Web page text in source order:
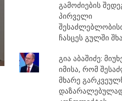
გამოძიების
პირველი
ჩასცეს გულში
გია აბაშიძე:
იმისა, რომ
მხარე